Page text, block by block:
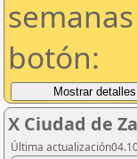
botón:
X Ciudad de
Última